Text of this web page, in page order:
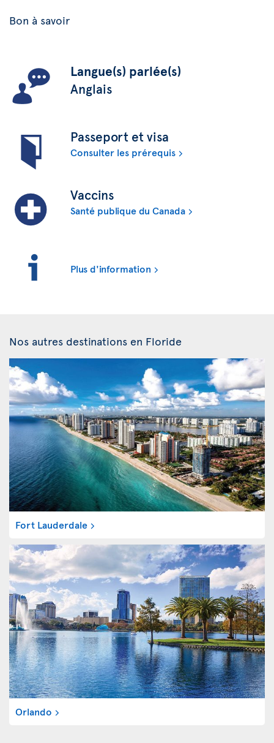
Bon à savoir
Langue(s) parlée(s)
Anglais
Passeport et visa
Consulter les prérequis
Vaccins
Santé publique du Canada
Plus d'information
Nos autres destinations en Floride
Fort Lauderdale
Orlando